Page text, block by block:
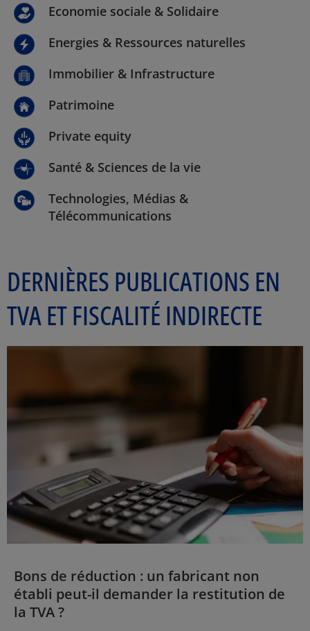
Economie sociale & Solidaire
Energies & Ressources naturelles
Immobilier & Infrastructure
Patrimoine
Private equity
Santé & Sciences de la vie
Technologies, Médias &
Télécommunications
DERNIÈRES PUBLICATIONS EN
TVA ET FISCALITÉ INDIRECTE
Bons de réduction : un fabricant non
établi peut-il demander la restitution de
la TVA ?